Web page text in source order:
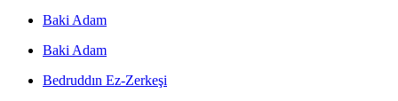
Baki Adam
Baki Adam
Bedruddın Ez-Zerkeşi